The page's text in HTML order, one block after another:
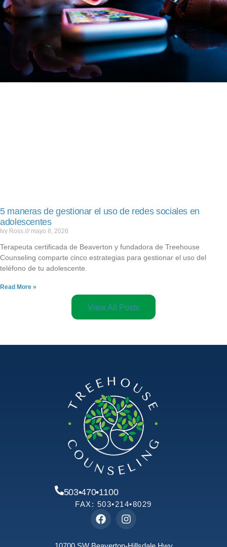
5 maneras de gestionar el uso de redes sociales en
adolescentes
Ivy Ross mayo 8, 2026
Terapeuta certificada de Beaverton y fundadora de Treehouse
Counseling comparte cinco estrategias para gestionar el uso del
teléfono de tu adolescente.
Read More »
View All Posts
503•470•1100
FAX: 503•214•8029